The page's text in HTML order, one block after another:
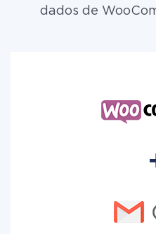
dados de